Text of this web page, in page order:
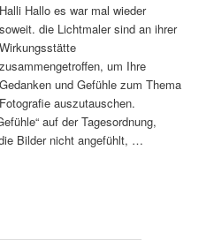
Halli Hallo es war mal wieder
soweit. die Lichtmaler sind an ihrer
Wirkungsstätte
zusammengetroffen, um Ihre
Gedanken und Gefühle zum Thema
Fotografie auszutauschen.
auf der Tagesordnung,
Bilder nicht angefühlt, …